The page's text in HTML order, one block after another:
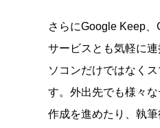
さらにGoogle Keep
サービスとも気軽に
ソコンだけではなく
す。外出先でも様々
作成を進めたり、執